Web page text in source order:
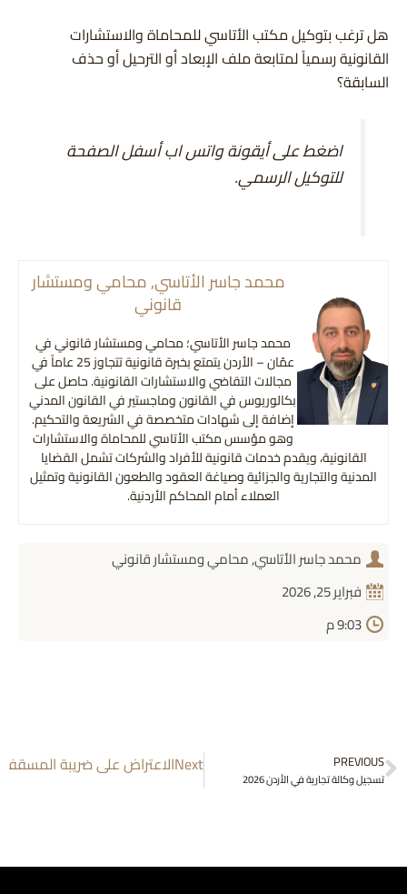
محمد جاسر الأتاسي, محامي ومستشار قانوني
فبراير 25, 2026
9:03 م
هل ترغب بتوكيل مكتب الأتاسي للمحاماة والاستشارات
القانونية رسمياً لمتابعة ملف الإبعاد أو الترحيل أو حذف
السابقة؟
اضغط على أيقونة واتس اب أسفل الصفحة
للتوكيل الرسمي.
محمد جاسر الأتاسي, محامي ومستشار
قانوني
محمد جاسر الأتاسي؛ محامي ومستشار قانوني في
عمّان – الأردن يتمتع بخبرة قانونية تتجاوز 25 عاماً في
مجالات التقاضي والاستشارات القانونية. حاصل على
بكالوريوس في القانون وماجستير في القانون المدني
إضافة إلى شهادات متخصصة في الشريعة والتحكيم.
وهو مؤسس مكتب الأتاسي للمحاماة والاستشارات
القانونية، ويقدم خدمات قانونية للأفراد والشركات تشمل القضايا
المدنية والتجارية والجزائية وصياغة العقود والطعون القانونية وتمثيل
العملاء أمام المحاكم الأردنية.
Prev
PREVIOUS
تسجيل وكالة تجارية في الأردن 2026
Nextالاعتراض على ضريبة